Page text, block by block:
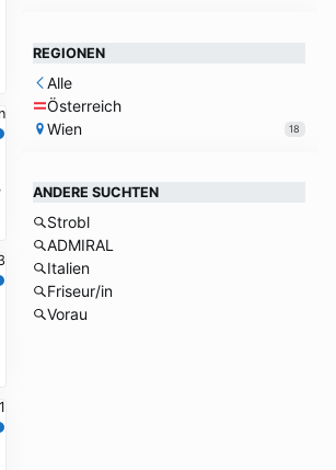
REGIONEN
Alle
Österreich
Wien
18
ANDERE SUCHTEN
Strobl
ADMIRAL
Italien
Friseur/in
Vorau